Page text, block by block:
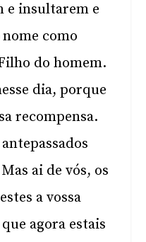
e insultarem e
como
do homem.
dia, porque
recompensa.
ai de vós, os
a vossa
agora estais